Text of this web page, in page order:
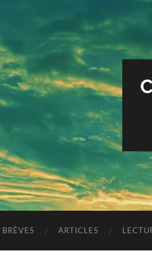
BRÈVES ARTICLES